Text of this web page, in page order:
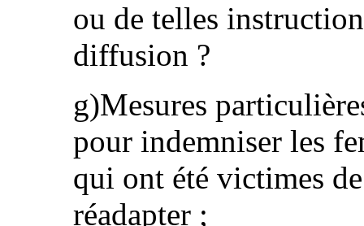
ou de telles
diffusion ?
g)Mesures
pour indemniser les
qui ont été victimes
réadapter ;